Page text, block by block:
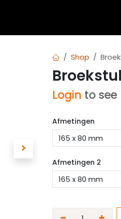
Shop
Login to
Afmetingen
Afmetingen 2